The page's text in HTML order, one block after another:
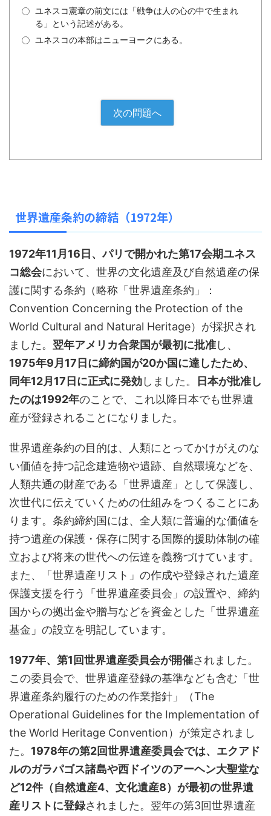
ユネスコ憲章の前文には「戦争は人の心の中で生まれ
る」という記述がある。
ユネスコの本部はニューヨークにある。
次の問題へ
世界遺産条約の締結（1972年）
1972年11月16日、パリで開かれた第17会期ユネス
コ総会において、世界の文化遺産及び自然遺産の保
護に関する条約（略称「世界遺産条約」：
Convention Concerning the Protection of the
World Cultural and Natural Heritage）が採択され
ました。 翌年アメリカ合衆国が最初に批准し、
1975年9月17日に締約国が20か国に達したため、
同年12月17日に正式に発効しました。
日本が批准し
たのは1992年のことで、これ以降日本でも世界遺
産が登録されることになりました。
世界遺産条約の目的は、人類にとってかけがえのな
い価値を持つ記念建造物や遺跡、自然環境などを、
人類共通の財産である「世界遺産」として保護し、
次世代に伝えていくための仕組みをつくることにあ
ります。条約締約国には、全人類に普遍的な価値を
持つ遺産の保護・保存に関する国際的援助体制の確
立および将来の世代への伝達を義務づけています。
また、「世界遺産リスト」の作成や登録された遺産
保護支援を行う「世界遺産委員会」の設置や、締約
国からの拠出金や贈与などを資金とした「世界遺産
基金」の設立を明記しています。
1977年、第1回世界遺産委員会が開催されました。
この委員会で、世界遺産登録の基準なども含む「世
界遺産条約履行のための作業指針」（The
Operational Guidelines for the Implementation of
the World Heritage Convention）が策定されまし
た。 1978年の第2回世界遺産委員会では、エクアド
ルのガラパゴス諸島や西ドイツのアーヘン大聖堂な
ど12件（自然遺産4、文化遺産8）が最初の世界遺
産リストに登録されました。翌年の第3回世界遺産